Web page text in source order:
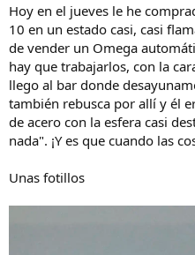
l
h
i
l
o
i
o
Hoy en el jueves le he
10 en un estado casi, casi
de vender un Omega
hay que trabajarlos, con la
llego al bar donde
también rebusca por allí y él
de acero con la esfera casi
nada". ¡Y es que cuando las
Unas fotillos